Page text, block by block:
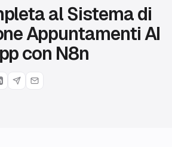
al Sistema di
Appuntamenti AI
con N8n